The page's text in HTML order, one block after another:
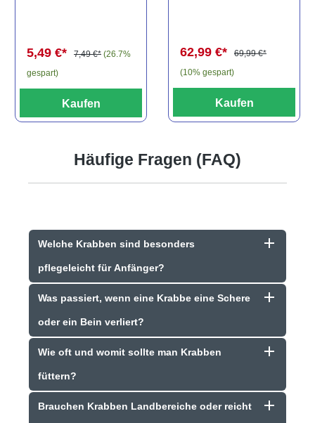
5,49 €* 7,49 €* (26.7%
gespart)
Kaufen
62,99 €*
69,99 €*
(10% gespart)
Kaufen
Häufige Fragen (FAQ)
Welche Krabben sind besonders
pflegeleicht für Anfänger?
Was passiert, wenn eine Krabbe eine Schere
oder ein Bein verliert?
Wie oft und womit sollte man Krabben
füttern?
Brauchen Krabben Landbereiche oder reicht